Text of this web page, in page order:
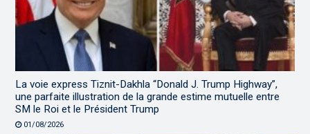
La voie express Tiznit-Dakhla “Donald J. Trump Highway”,
une parfaite illustration de la grande estime mutuelle entre
SM le Roi et le Président Trump
01/08/2026